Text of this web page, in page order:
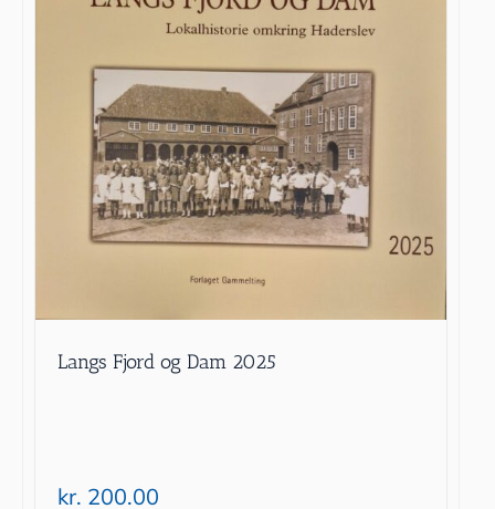
Langs Fjord og Dam 2025
kr. 200.00